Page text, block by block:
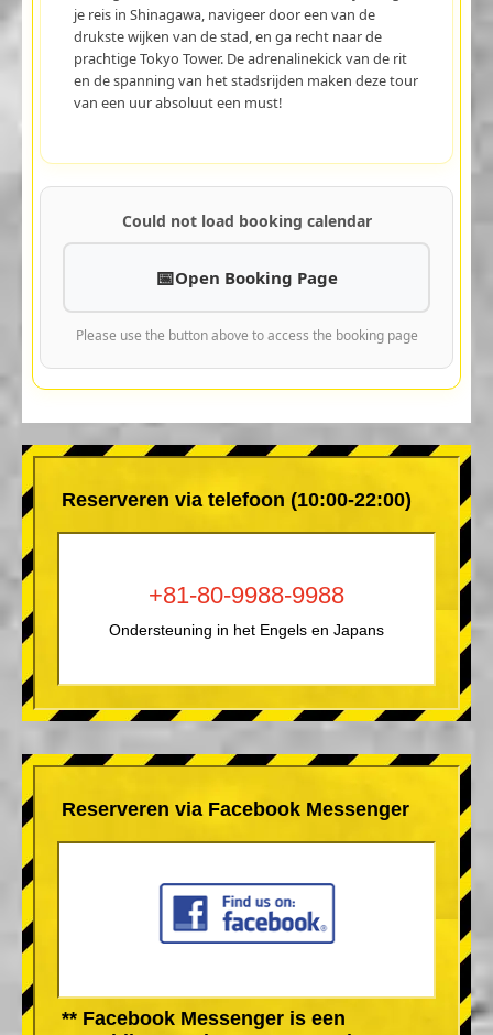
je reis in Shinagawa, navigeer door een van de
drukste wijken van de stad, en ga recht naar de
prachtige Tokyo Tower. De adrenalinekick van de rit
en de spanning van het stadsrijden maken deze tour
van een uur absoluut een must!
Could not load booking calendar
Open Booking Page
Please use the button above to access the booking page
Reserveren via telefoon (10:00-22:00)
+81-80-9988-9988
Ondersteuning in het Engels en Japans
Reserveren via Facebook Messenger
** Facebook Messenger is een